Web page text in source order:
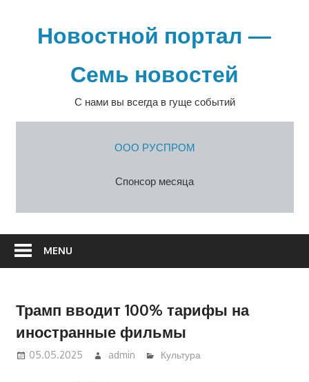
содержимомуНовостной портал —
Семь новостей
С нами вы всегда в гуще событий
ООО РУСПРОМ
Спонсор месяца
MENU
Трамп вводит 100% тарифы на
иностранные фильмы
05.05.2025 admin Культура